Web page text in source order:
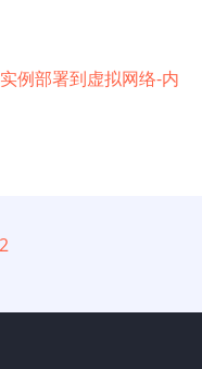
例部署到虚拟网络-内